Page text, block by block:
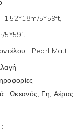
: 1,52*18m/5*59ft,
5*59ft
: Pearl Matt
: Ωκεανός, Γη, Αέρας,
: